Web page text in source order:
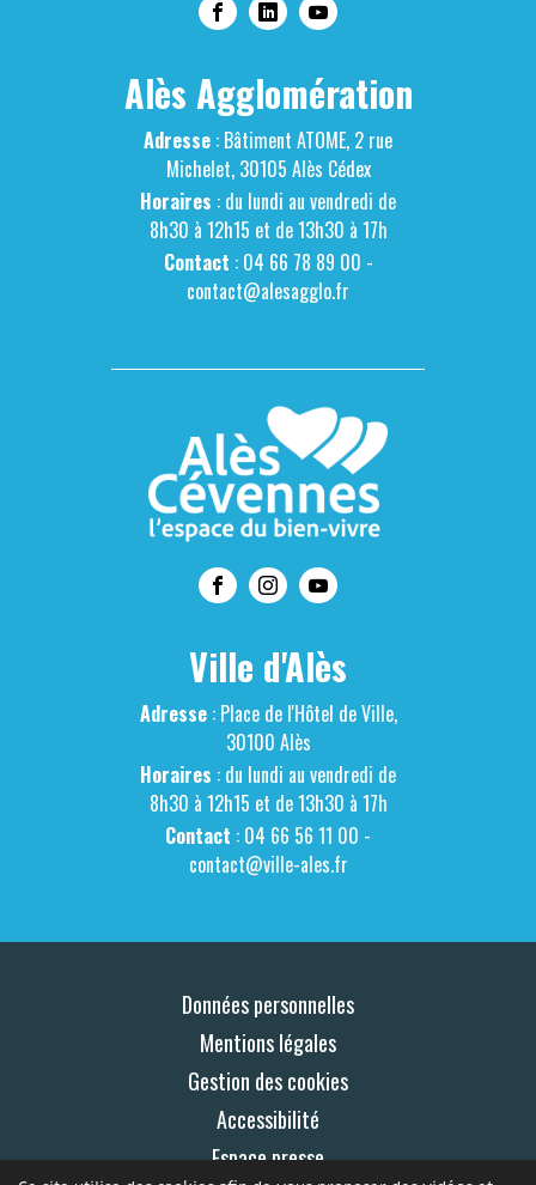
Alès Agglomération
Adresse : Bâtiment ATOME, 2 rue
Michelet, 30105 Alès Cédex
Horaires : du lundi au vendredi de
8h30 à 12h15 et de 13h30 à 17h
Contact : 04 66 78 89 00 -
contact@alesagglo.fr
Ville d'Alès
Adresse: Place de l'Hôtel de Ville,
30100 Alès
Horaires : du lundi au vendredi de
8h30 à 12h15 et de 13h30 à 17h
Contact : 04 66 56 11 00 -
contact@ville-ales.fr
Données personnelles
Mentions légales
Gestion des cookies
Accessibilité
Espace presse